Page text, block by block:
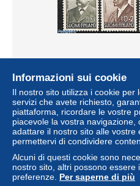
Finland 1956 Red Cross 4v,
Red
±
Stato
Nuovo
Informazioni sui cookie
Il nostro sito utilizza i cookie per
servizi che avete richiesto,
piattaforma, ricordare le vostre
piacevole la vostra navigazione,
adattare il nostro sito alle vostre
permettervi di condividere
Alcuni di questi cookie sono
nostro sito, altri possono essere
preferenze. Per saperne di più